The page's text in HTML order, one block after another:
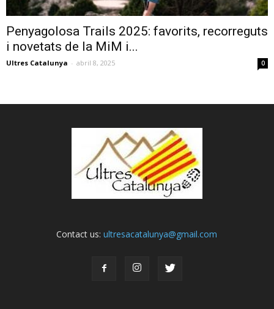
Penyagolosa Trails 2025: favorits, recorreguts
i novetats de la MiM i...
Ultres Catalunya - abril 8, 2025 0
Contact us:ultresacatalunya@gmail.com